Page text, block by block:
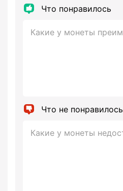
Что понравилось
Что не понравилось